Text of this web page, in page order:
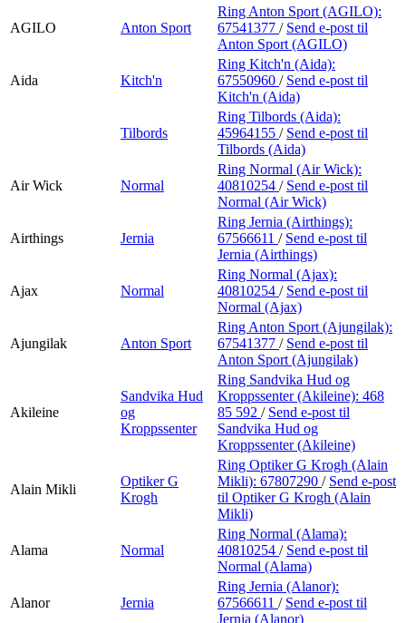
AGILO Anton Sport
Ring Anton Sport (AGILO):
67541377 / Send e-post til
Anton Sport (AGILO)
Aida Kitch'n
Ring Kitch'n (Aida):
67550960 / Send e-post til
Kitch'n (Aida)
Tilbords
Ring Tilbords (Aida):
45964155 / Send e-post til
Tilbords (Aida)
Air Wick Normal
Ring Normal (Air Wick):
40810254 / Send e-post til
Normal (Air Wick)
Airthings Jernia
Ring Jernia (Airthings):
67566611 / Send e-post til
Jernia (Airthings)
Ajax Normal
Ring Normal (Ajax):
40810254 / Send e-post til
Normal (Ajax)
Ajungilak Anton Sport
Ring Anton Sport (Ajungilak):
67541377 / Send e-post til
Anton Sport (Ajungilak)
Akileine
Sandvika Hud
og
Kroppssenter
Ring Sandvika Hud og
Kroppssenter (Akileine): 468
85 592 / Send e-post til
Sandvika Hud og
Kroppssenter (Akileine)
Alain Mikli
Optiker G
Krogh
Ring Optiker G Krogh (Alain
Mikli): 67807290 / Send e-post
til Optiker G Krogh (Alain
Mikli)
Alama Normal
Ring Normal (Alama):
40810254 / Send e-post til
Normal (Alama)
Alanor Jernia
Ring Jernia (Alanor):
67566611 / Send e-post til
Jernia (Alanor)